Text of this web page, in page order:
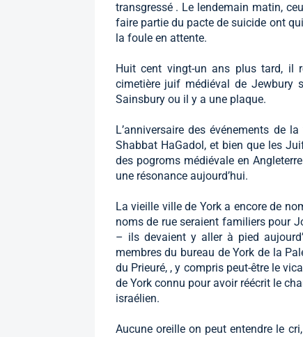
transgressé . Le lendemain matin,
faire partie du pacte de suicide ont
la foule en attente.
Huit cent vingt-un ans plus tard, il
cimetière juif médiéval de Jewbury
Sainsbury ou il y a une plaque.
L’anniversaire des événements de
Shabbat HaGadol, et bien que les
des pogroms médiévale en
une résonance aujourd’hui.
La vieille ville de York a encore de
noms de rue seraient familiers pour
– ils devaient y aller à pied
membres du bureau de York de la
du Prieuré, , y compris peut-être le
de York connu pour avoir réécrit le
israélien.
Aucune oreille on peut entendre le